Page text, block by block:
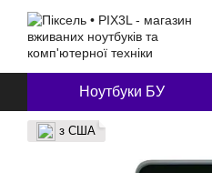
Перейти до основного контенту
Ноутбуки БУ
з США